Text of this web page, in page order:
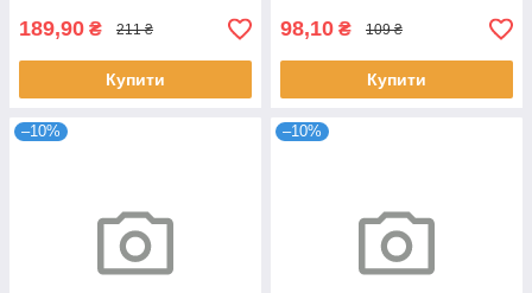
189,90 ₴ 211 ₴
Купити
98,10 ₴ 109 ₴
Купити
–10% –10%